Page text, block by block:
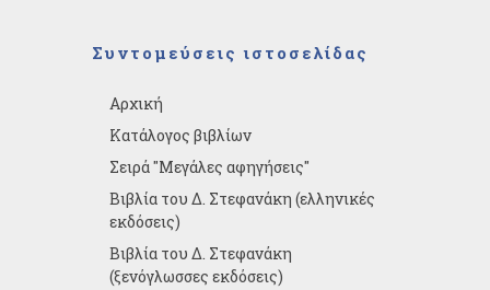
Συντομεύσεις ιστοσελίδας
Αρχική
Κατάλογος βιβλίων
Σειρά "Μεγάλες αφηγήσεις"
Βιβλία του Δ. Στεφανάκη (ελληνικές
εκδόσεις)
Βιβλία του Δ. Στεφανάκη
(ξενόγλωσσες εκδόσεις)